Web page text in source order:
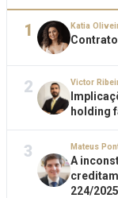
1 Katia
2 Victor
holding
3 Mateus
A
224/2025